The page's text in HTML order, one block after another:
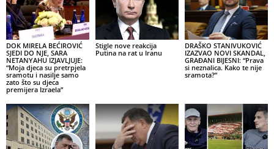
DOK MIRELA BEĆIROVIĆ
SJEDI DO NJE, SARA
NETANYAHU IZJAVLJUJE:
“Moja djeca su pretrpjela
sramotu i nasilje samo
zato što su djeca
premijera Izraela”
Stigle nove reakcija
Putina na rat u Iranu
DRAŠKO STANIVUKOVIĆ
IZAZVAO NOVI SKANDAL,
GRAĐANI BIJESNI: “Prava
si neznalica. Kako te nije
sramota?”